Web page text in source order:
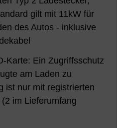
gilt mit 11kW für
des Autos - inklusive
Karte: Ein Zugriffsschutz
am Laden zu
ist nur mit registrierten
im Lieferumfang